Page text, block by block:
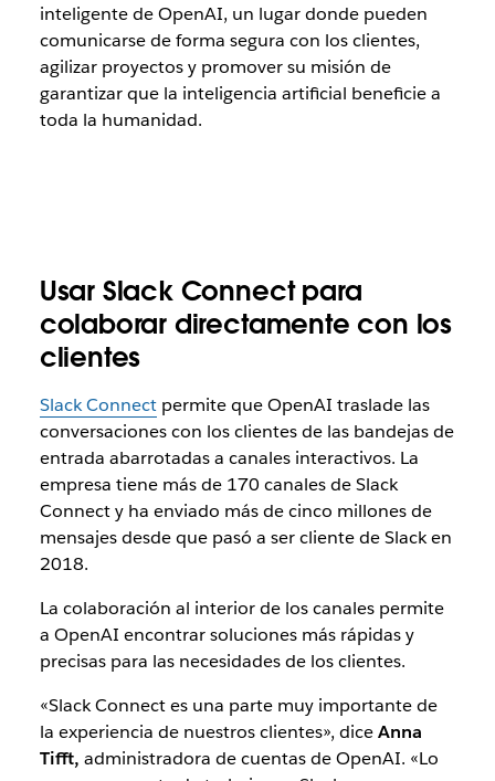
inteligentede OpenAI, un lugar donde pueden
comunicarse de forma segura con los clientes,
agilizar proyectos y promover su misión de
garantizar que la inteligencia artificial beneficie a
toda la humanidad.
Usar Slack Connect para
colaborar directamente con los
clientes
Slack Connectpermite que OpenAI traslade las
conversaciones con los clientes de las bandejas de
entrada abarrotadas a canales interactivos. La
empresa tiene más de 170 canales de Slack
Connect y ha enviado más de cinco millones de
mensajes desde que pasó a ser cliente de Slack en
2018.
La colaboración al interior de los canales permite
a OpenAI encontrar soluciones más rápidas y
precisas para las necesidades de los clientes.
«Slack Connect es una parte muy importante de
la experiencia de nuestros clientes», diceAnna
Tifft, administradora de cuentas de OpenAI. «Lo